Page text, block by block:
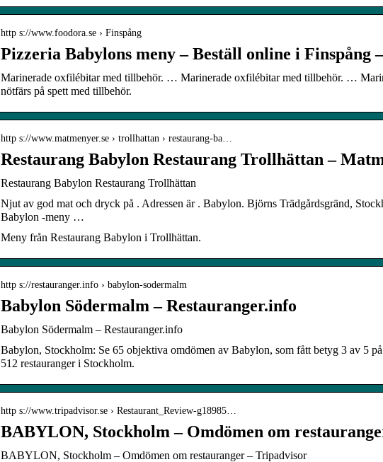
http s://www.foodora.se › Finspång
Pizzeria Babylons meny – Beställ online i Finspång
Marinerade oxfilébitar med tillbehör. … Marinerade oxfilébitar med tillbehör. …
nötfärs på spett med tillbehör.
http s://www.matmenyer.se › trollhattan › restaurang-ba…
Restaurang Babylon Restaurang Trollhättan –
Restaurang Babylon Restaurang Trollhättan
Njut av god mat och dryck på . Adressen är . Babylon. Björns Trädgårdsgränd,
Babylon -meny …
Meny från Restaurang Babylon i Trollhättan.
http s://restauranger.info › babylon-sodermalm
Babylon Södermalm – Restauranger.info
Babylon Södermalm – Restauranger.info
Babylon, Stockholm: Se 65 objektiva omdömen av Babylon, som fått betyg 3 av 5
512 restauranger i Stockholm.
http s://www.tripadvisor.se › Restaurant_Review-g18985…
BABYLON, Stockholm – Omdömen om
BABYLON, Stockholm – Omdömen om restauranger – Tripadvisor